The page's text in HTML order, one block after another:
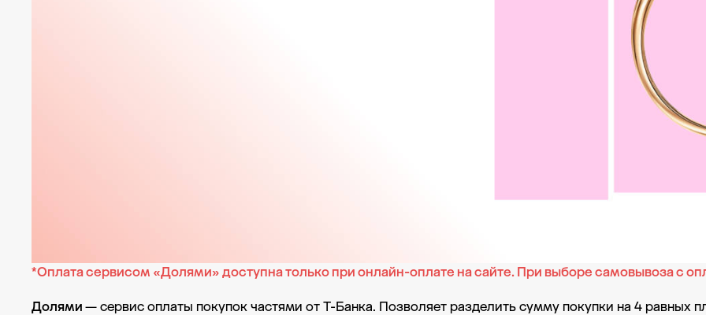
*Оплата сервисом «Долями» доступна только при онлайн-оплате на сайте. При выборе самовывоза с
Долями — сервис оплаты покупок частями от Т-Банка. Позволяет разделить сумму покупки на 4 равных